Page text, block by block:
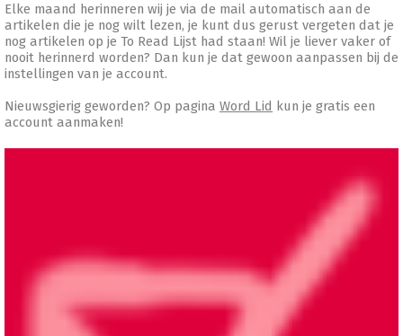
Elke maand herinneren wij je via de mail automatisch aan de
artikelen die je nog wilt lezen, je kunt dus gerust vergeten dat je
nog artikelen op je To Read Lijst had staan! Wil je liever vaker of
nooit herinnerd worden? Dan kun je dat gewoon aanpassen bij de
instellingen van je account.
Nieuwsgierig geworden? Op pagina Word Lid kun je gratis een
account aanmaken!